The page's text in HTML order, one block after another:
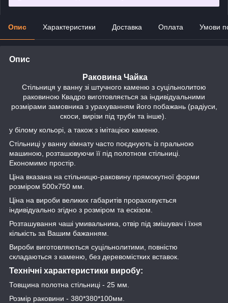
Опис Характеристики Доставка Оплата Умови
Опис
Раковина Чайка
Стільниця у ванну зі штучного каменю з суцільнолитою
раковиною Квадро виготовляється за індивідуальними
розмірами замовника з урахуванням його побажань (радіуси,
скоси, вирізи під труби та інше).
у білому кольорі, а також з імітацією каменю.
Стільниці у ванну кімнату часто поєднують із пральною
машиною, розташовуючи її під полотном стільниці.
Економимо простір.
Ціна вказана на стільницю-раковину прямокутної форми
розміром 500х750 мм.
Ціна на вироби великих габаритів прораховується
індивідуально згідно з розміром та ескізом.
Розташування чаші умивальника, отвір під змішувач і їхня
кількість за Вашим бажанням.
Вироби виготовляються суцільнолитими, повністю
складаються з каменю, без деревомістких вставок.
Технічні характеристики виробу:
Товщина полотна стільниці - 25 мм.
Розмір раковини - 380*380*100мм.